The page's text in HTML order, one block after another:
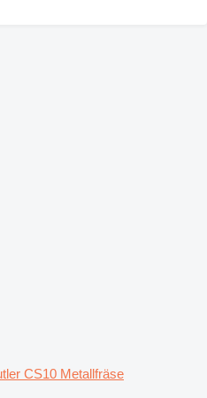
CS10 Metallfräse